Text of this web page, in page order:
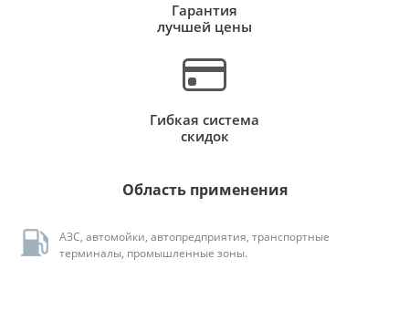
Гарантия
лучшей цены
Гибкая система
скидок
Область применения
АЗС, автомойки, автопредприятия, транспортные
терминалы, промышленные зоны.